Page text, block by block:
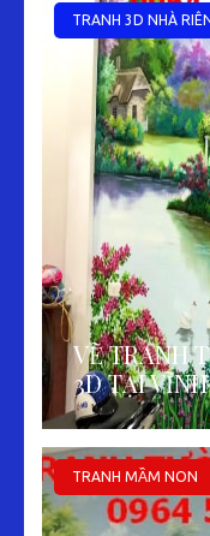
TRANH 3D NHÀ
VẼ TRANH
3D TẠI
TRANH MẦM NON